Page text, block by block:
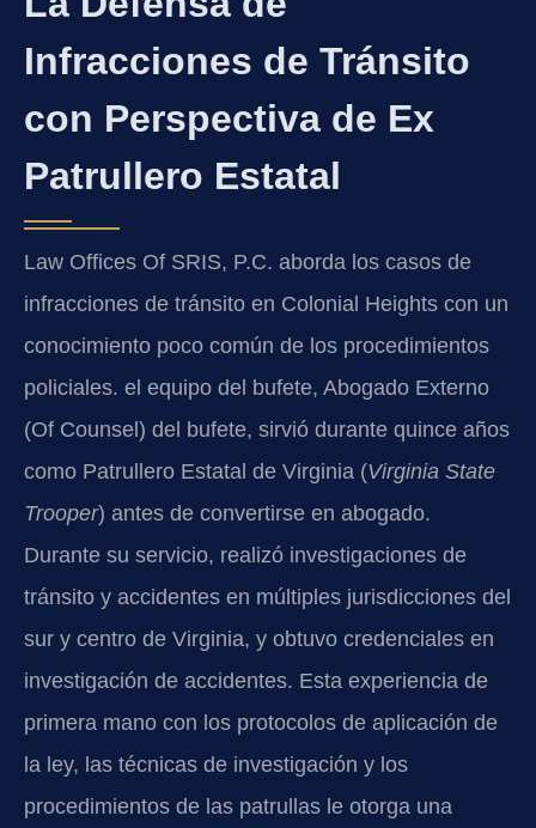
Infracciones de Tránsito
con Perspectiva de Ex
Patrullero Estatal
Law Offices Of SRIS, P.C. aborda los casos de
infracciones de tránsito en Colonial Heights con un
conocimiento poco común de los procedimientos
policiales. el equipo del bufete, Abogado Externo
(Of Counsel) del bufete, sirvió durante quince años
como Patrullero Estatal de Virginia (Virginia State
Trooper) antes de convertirse en abogado.
Durante su servicio, realizó investigaciones de
tránsito y accidentes en múltiples jurisdicciones del
sur y centro de Virginia, y obtuvo credenciales en
investigación de accidentes. Esta experiencia de
primera mano con los protocolos de aplicación de
la ley, las técnicas de investigación y los
procedimientos de las patrullas le otorga una